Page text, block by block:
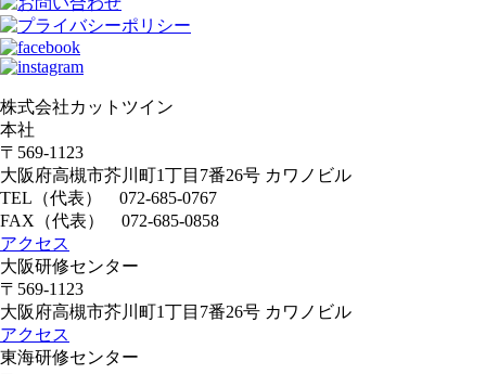
株式会社カットツイン
本社
〒569-1123
大阪府高槻市芥川町1丁目7番26号 カワノビル
TEL（代表） 072-685-0767
FAX（代表） 072-685-0858
アクセス
大阪研修センター
〒569-1123
大阪府高槻市芥川町1丁目7番26号 カワノビル
アクセス
東海研修センター